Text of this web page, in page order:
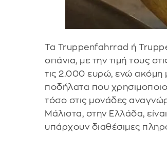
Τα Truppenfahrrad ή
σπάνια, με την τιμή τους
τις 2.000 ευρώ, ενώ ακόμη
ποδήλατα που
τόσο στις μονάδες
Μάλιστα, στην Ελλάδα,
υπάρχουν διαθέσιμες